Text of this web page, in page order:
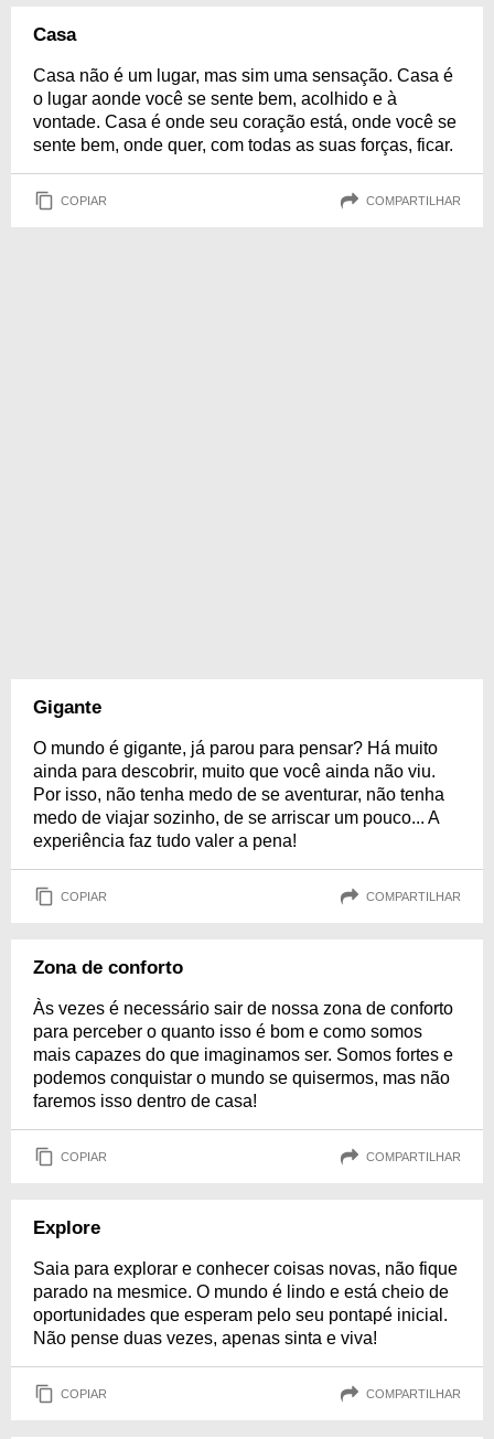
Casa
Casa não é um lugar, mas sim uma sensação. Casa é
o lugar aonde você se sente bem, acolhido e à
vontade. Casa é onde seu coração está, onde você se
sente bem, onde quer, com todas as suas forças, ficar.
COPIAR COMPARTILHAR
Gigante
O mundo é gigante, já parou para pensar? Há muito
ainda para descobrir, muito que você ainda não viu.
Por isso, não tenha medo de se aventurar, não tenha
medo de viajar sozinho, de se arriscar um pouco... A
experiência faz tudo valer a pena!
COPIAR COMPARTILHAR
Zona de conforto
Às vezes é necessário sair de nossa zona de conforto
para perceber o quanto isso é bom e como somos
mais capazes do que imaginamos ser. Somos fortes e
podemos conquistar o mundo se quisermos, mas não
faremos isso dentro de casa!
COPIAR COMPARTILHAR
Explore
Saia para explorar e conhecer coisas novas, não fique
parado na mesmice. O mundo é lindo e está cheio de
oportunidades que esperam pelo seu pontapé inicial.
Não pense duas vezes, apenas sinta e viva!
COPIAR COMPARTILHAR